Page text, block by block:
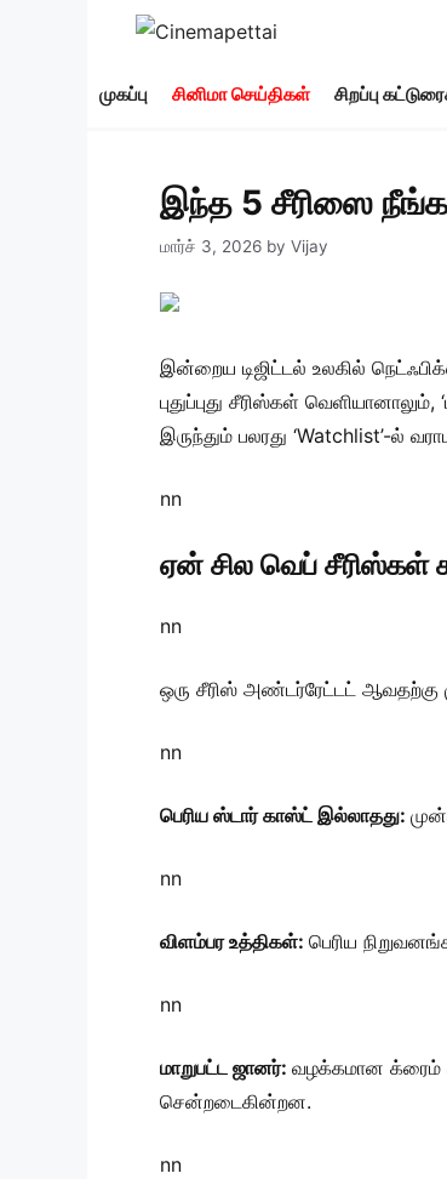
முகப்பு சினிமா செய்திகள் சிறப்பு
இந்த 5 சீரிஸை நீங்க
மார்ச் 3, 2026 by Vijay
இன்றைய டிஜிட்டல் உலகில்
புதுப்புது சீரிஸ்கள்
இருந்தும் பலரது ‘Watchlist’-ல்
nn
ஏன் சில வெப் சீரிஸ்கள்
nn
ஒரு சீரிஸ் அண்டர்ரேட்டட்
nn
பெரிய ஸ்டார் காஸ்ட் இல்லாதது:
nn
விளம்பர உத்திகள்: பெரிய
nn
மாறுபட்ட ஜானர்: வழக்கமான க்ரைம்
சென்றடைகின்றன.
nn